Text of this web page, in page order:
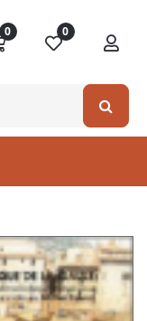
0 0